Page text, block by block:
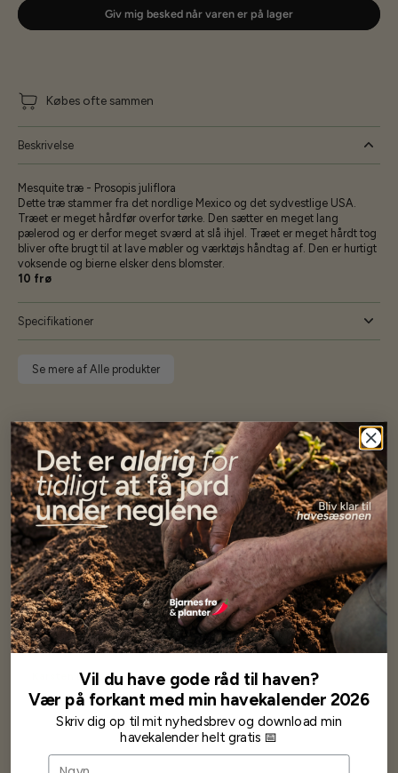
Giv mig besked når varen er på lager
Købes ofte sammen
Beskrivelse
Mesquite træ - Prosopis juliflora
Dette træ stammer fra det nordlige Mexico og det sydvestlige USA.
Træet er meget hårdfør overfor tørke. Den sætter en meget lang
pælerod og er derfor meget sværd at slå ihjel. Træet er meget hårdt tog
bliver ofte brugt til at lave møbler og værktøjs håndtag af. Den er hurtigt
voksende og bierne elsker dens blomster.
10 frø
Specifikationer
Se mere af Alle produkter
Vores kundersiger...
Har altid kun mødt god vejledning og hjælp fra Barney (Bjarne)
Har lige i går modtaget de fineste asparges kroner med posten
wauw en god kvalitet og størrelse.
Som skrevet før når jeg har skrevet med Bjarne har jeg altid mødt
venlighed og god service.
Jeg vil klart anbefale andre at købe her fra
Karsten LarsenVil du have gode råd til haven?
Vær på forkant med min havekalender 2026
Skriv dig op til mit nyhedsbrev og download min
havekalender helt gratis 📅
Navn